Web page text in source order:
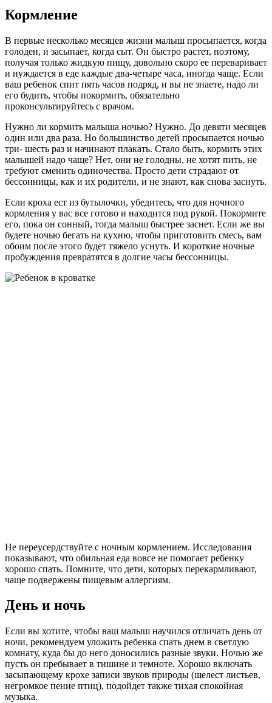
Кормление
В первые несколько месяцев жизни малыш просыпается, когда
голоден, и засыпает, когда сыт. Он быстро растет, поэтому,
получая только жидкую пищу, довольно скоро ее переваривает
и нуждается в еде каждые два-четыре часа, иногда чаще. Если
ваш ребенок спит пять часов подряд, и вы не знаете, надо ли
его будить, чтобы покормить, обязательно
проконсультируйтесь с врачом.
Нужно ли кормить малыша ночью? Нужно. До девяти месяцев
один или два раза. Но большинство детей просыпается ночью
три- шесть раз и начинают плакать. Стало быть, кормить этих
малышей надо чаще? Нет, они не голодны, не хотят пить, не
требуют сменить одиночества. Просто дети страдают от
бессонницы, как и их родители, и не знают, как снова заснуть.
Если кроха ест из бутылочки, убедитесь, что для ночного
кормления у вас все готово и находится под рукой. Покормите
его, пока он сонный, тогда малыш быстрее заснет. Если же вы
будете ночью бегать на кухню, чтобы приготовить смесь, вам
обоим после этого будет тяжело уснуть. И короткие ночные
пробуждения превратятся в долгие часы бессонницы.
Не переусердствуйте с ночным кормлением. Исследования
показывают, что обильная еда вовсе не помогает ребенку
хорошо спать. Помните, что дети, которых перекармливают,
чаще подвержены пищевым аллергиям.
День и ночь
Если вы хотите, чтобы ваш малыш научился отличать день от
ночи, рекомендуем уложить ребенка спать днем в светлую
комнату, куда бы до него доносились разные звуки. Ночью же
пусть он пребывает в тишине и темноте. Хорошо включать
засыпающему крохе записи звуков природы (шелест листьев,
негромкое пение птиц), подойдет также тихая спокойная
музыка.